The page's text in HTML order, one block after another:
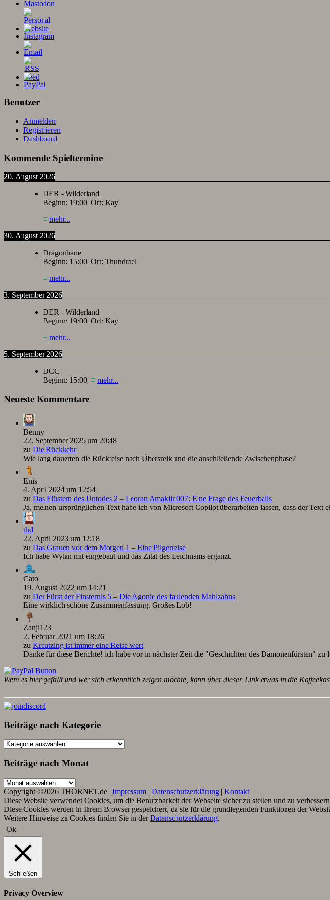
Benutzer
Anmelden
Registrieren
Dashboard
Kommende Spieltermine
20. August 2026
DER - Wilderland
Beginn: 19:00, Ort: Kay
≡ mehr...
30. August 2026
Dragonbane
Beginn: 15:00, Ort: Thundrael
≡ mehr...
3. September 2026
DER - Wilderland
Beginn: 19:00, Ort: Kay
≡ mehr...
5. September 2026
DCC
Beginn: 15:00, ≡ mehr...
Neueste Kommentare
Benny
22. September 2025 um 20:48
zu Die Rückkehr
Wie lang dauerten die Rückreise nach Übersreik und die anschließende Zwischenphase?
Enis
4. April 2024 um 12:54
zu Das Flüstern des Untodes 2 – Leoran Amakiir 007: Eine Frage des Feuerballs
Ja, meinen ursprünglichen Text habe ich von Microsoft Copilot überarbeiten lassen, dass der Text
thd
22. April 2023 um 12:18
zu Das Grauen vor dem Morgen 1 – Eine Pilgerreise
Ich habe Wylan mit eingebaut und das Zitat des Leichnams ergänzt.
Cato
19. August 2022 um 14:21
zu Der Fürst der Finsternis 5 – Die Agonie des faulenden Mahlzahns
Eine wirklich schöne Zusammenfassung. Großes Lob!
Zanji123
2. Februar 2021 um 18:26
zu Kreutzing ist immer eine Reise wert
Danke für diese Berichte! ich habe vor in nächster Zeit die "Geschichten des Dämonenfürsten" zu
Wem es hier gefällt und wer sich erkenntlich zeigen möchte, kann über diesen Link etwas in die
Beiträge nach Kategorie
Beiträge
Kategorie
Beiträge nach Monat
Beiträge
nach
Monat
Copyright ©2026 THORNET.de | Impressum | Datenschutzerklärung | Kontakt
Diese Website verwendet Cookies, um die Benutzbarkeit der Webseite sicher zu stellen und zu
Diese Cookies werden in Ihrem Browser gespeichert, da sie für die grundlegenden Funktionen der
Weitere Hinweise zu Cookies finden Sie in derDatenschutzerklärung.
Ok
Schließen
Privacy Overview